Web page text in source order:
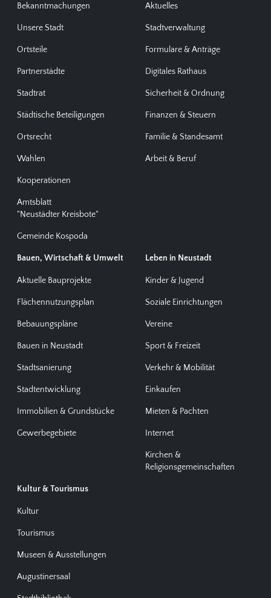
Bekanntmachungen
Unsere Stadt
Ortsteile
Partnerstädte
Stadtrat
Städtische Beteiligungen
Ortsrecht
Wahlen
Kooperationen
Amtsblatt
"Neustädter Kreisbote"
Gemeinde Kospoda
Aktuelles
Stadtverwaltung
Formulare & Anträge
Digitales Rathaus
Sicherheit & Ordnung
Finanzen & Steuern
Familie & Standesamt
Arbeit & Beruf
Bauen, Wirtschaft & Umwelt
Aktuelle Bauprojekte
Flächennutzungsplan
Bebauungspläne
Bauen in Neustadt
Stadtsanierung
Stadtentwicklung
Immobilien & Grundstücke
Gewerbegebiete
Leben in Neustadt
Kinder & Jugend
Soziale Einrichtungen
Vereine
Sport & Freizeit
Verkehr & Mobilität
Einkaufen
Mieten & Pachten
Internet
Kirchen &
Religionsgemeinschaften
Kultur & Tourismus
Kultur
Tourismus
Museen & Ausstellungen
Augustinersaal